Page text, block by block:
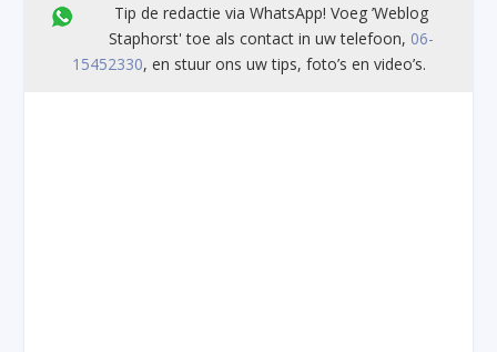
Tip de redactie via WhatsApp! Voeg ’Weblog
Staphorst' toe als contact in uw telefoon, 06-
15452330, en stuur ons uw tips, foto’s en video’s.